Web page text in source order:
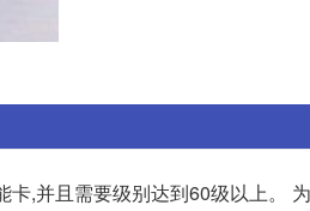
,并且需要级别达到60级以上。